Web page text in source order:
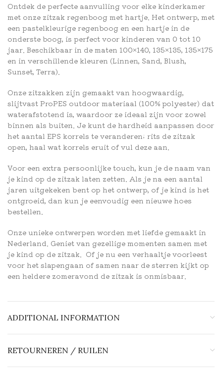
Ontdek de perfecte aanvulling voor elke kinderkamer
met onze zitzak regenboog met hartje. Het ontwerp, met
een pastelkleurige regenboog en een hartje in de
onderste boog, is perfect voor kinderen van 0 tot 10
jaar. Beschikbaar in de maten 100×140, 135×135, 135×175
en in verschillende kleuren (Linnen, Sand, Blush,
Sunset, Terra).
Onze zitzakken zijn gemaakt van hoogwaardig,
slijtvast ProPES outdoor materiaal (100% polyester) dat
waterafstotend is, waardoor ze ideaal zijn voor zowel
binnen als buiten. Je kunt de hardheid aanpassen door
het aantal EPS korrels te veranderen; rits de zitzak
open, haal wat korrels eruit of vul deze aan.
Voor een extra persoonlijke touch, kun je de naam van
je kind op de zitzak laten zetten. Als je na een aantal
jaren uitgekeken bent op het ontwerp, of je kind is het
ontgroeid, dan kun je eenvoudig een nieuwe hoes
bestellen.
Onze unieke ontwerpen worden met liefde gemaakt in
Nederland. Geniet van gezellige momenten samen met
je kind op de zitzak. Of je nu een verhaaltje voorleest
voor het slapengaan of samen naar de sterren kijkt op
een heldere zomeravond de zitzak is onmisbaar.
ADDITIONAL INFORMATION
RETOURNEREN / RUILEN